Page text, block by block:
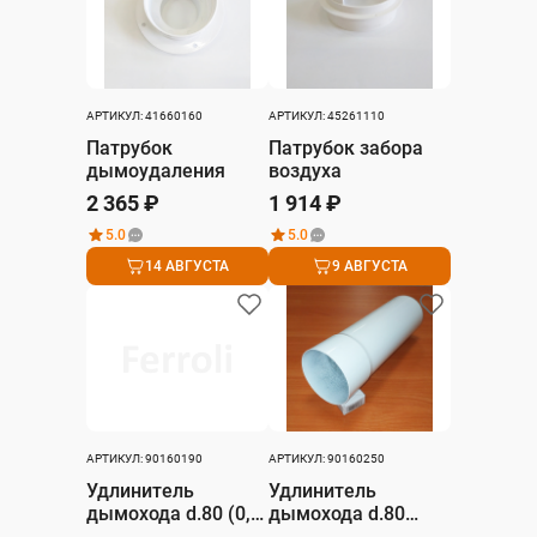
АРТИКУЛ: 41660160
Патрубок
дымоудаления
2 365 ₽
5.0
14 АВГУСТА
АРТИКУЛ: 45261110
Патрубок забора
воздуха
1 914 ₽
5.0
9 АВГУСТА
АРТИКУЛ: 90160190
Удлинитель
дымохода d.80 (0,5
АРТИКУЛ: 90160250
Удлинитель
дымохода d.80